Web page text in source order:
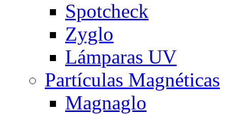
Spotcheck
Zyglo
Lámparas UV
Partículas Magnéticas
Magnaglo